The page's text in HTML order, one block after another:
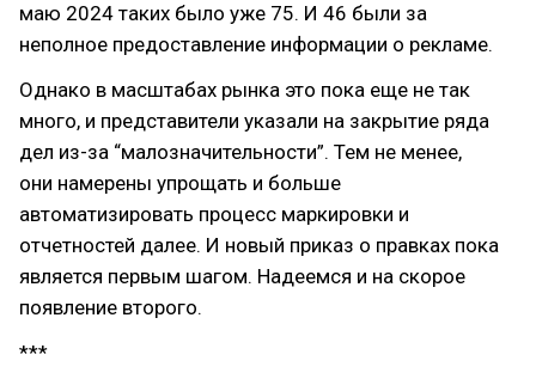
маю 2024 таких было уже 75. И 46 были за
неполное предоставление информации о рекламе.
Однако в масштабах рынка это пока еще не так
много, и представители указали на закрытие ряда
дел из-за “малозначительности”. Тем не менее,
они намерены упрощать и больше
автоматизировать процесс маркировки и
отчетностей далее. И новый приказ о правках пока
является первым шагом. Надеемся и на скорое
появление второго.
***